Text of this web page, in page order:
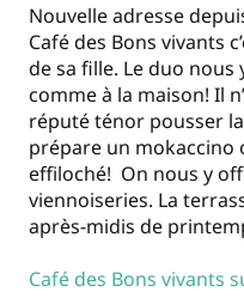
Nouvelle adresse
Café des Bons vivants
de sa fille. Le duo
comme à la maison! Il
réputé ténor pousser
prépare un mokaccino
effiloché! On nous y
viennoiseries. La
après-midis de
Café des Bons vivants